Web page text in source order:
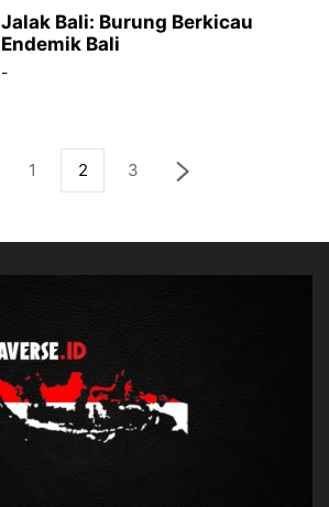
Jalak Bali: Burung Berkicau
Endemik Bali
-
1 2 3